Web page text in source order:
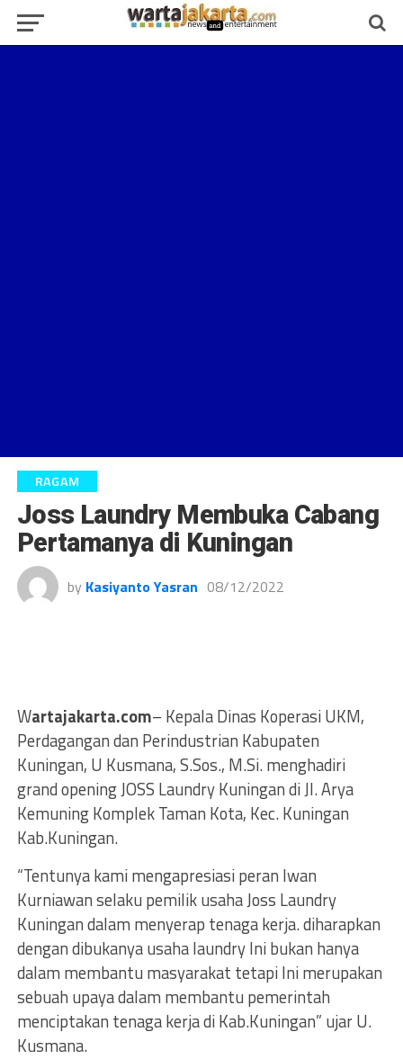
RAGAM
Joss Laundry Membuka Cabang
Pertamanya di Kuningan
by Kasiyanto Yasran 08/12/2022
Wartajakarta.com– Kepala Dinas Koperasi UKM,
Perdagangan dan Perindustrian Kabupaten
Kuningan, U Kusmana, S.Sos., M.Si. menghadiri
grand opening JOSS Laundry Kuningan di Jl. Arya
Kemuning Komplek Taman Kota, Kec. Kuningan
Kab.Kuningan.
“Tentunya kami mengapresiasi peran Iwan
Kurniawan selaku pemilik usaha Joss Laundry
Kuningan dalam menyerap tenaga kerja. diharapkan
dengan dibukanya usaha laundry Ini bukan hanya
dalam membantu masyarakat tetapi Ini merupakan
sebuah upaya dalam membantu pemerintah
menciptakan tenaga kerja di Kab.Kuningan” ujar U.
Kusmana.